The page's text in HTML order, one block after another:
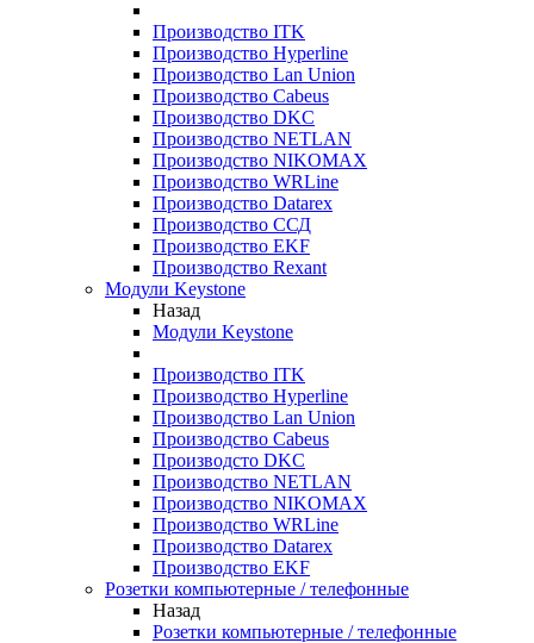
Производство ITK
Производство Hyperline
Производство Lan Union
Производство Cabeus
Производство DKC
Производство NETLAN
Производство NIKOMAX
Производство WRLine
Производство Datarex
Производство ССД
Производство EKF
Производство Rexant
Модули Keystone
Назад
Модули Keystone
Производство ITK
Производство Hyperline
Производство Lan Union
Производство Cabeus
Производсто DKC
Производство NETLAN
Производство NIKOMAX
Производство WRLine
Производство Datarex
Производство EKF
Розетки компьютерные / телефонные
Назад
Розетки компьютерные / телефонные